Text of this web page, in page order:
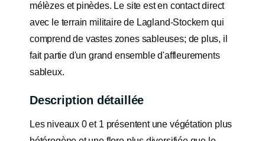
mélèzes et pinèdes. Le site est en contact direct
avec le terrain militaire de Lagland-Stockem qui
comprend de vastes zones sableuses; de plus, il
fait partie d'un grand ensemble d'affleurements
sableux.
Description détaillée
Les niveaux 0 et 1 présentent une végétation plus